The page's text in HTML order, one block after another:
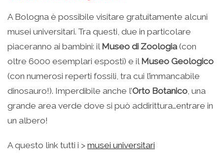
A Bologna è possibile visitare gratuitamente alcuni
musei universitari. Tra questi, due in particolare
piaceranno ai bambini: il Museo di Zoologia(con
oltre 6000 esemplari esposti) e il Museo Geologico
(con numerosi reperti fossili, tra cui l’immancabile
dinosauro!). Imperdibile anche l’Orto Botanico, una
grande area verde dove si può addirittura…entrare in
un albero!
A questo link tutti i > musei universitari